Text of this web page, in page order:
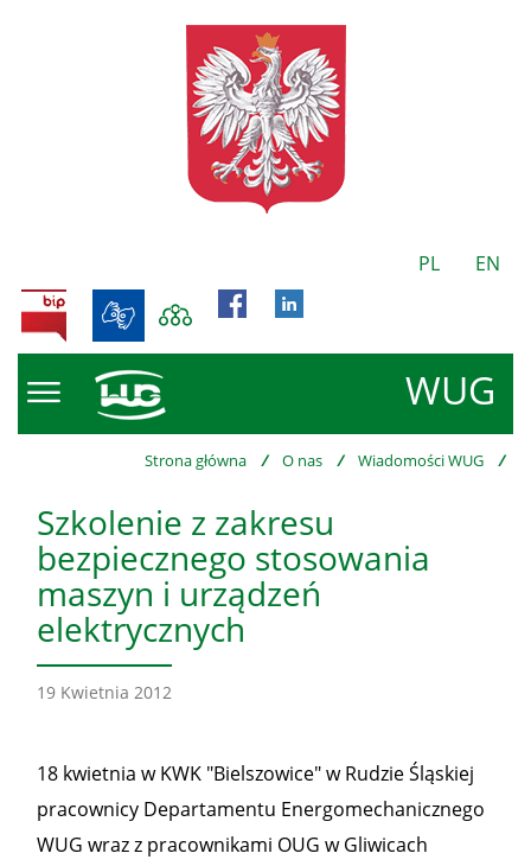
PL EN
WUG
BIP
Strona główna / O nas / Wiadomości WUG /
Szkolenie z zakresu
bezpiecznego stosowania
maszyn i urządzeń
elektrycznych
19 Kwietnia 2012
18 kwietnia w KWK "Bielszowice" w Rudzie Śląskiej
pracownicy Departamentu Energomechanicznego
WUG wraz z pracownikami OUG w Gliwicach